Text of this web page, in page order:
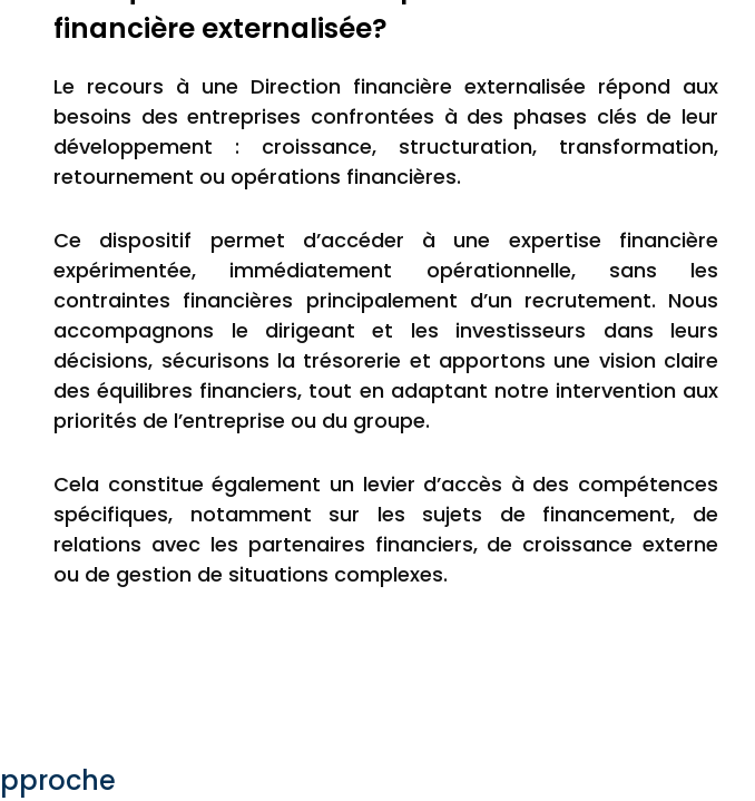
financière externalisée?
Le recours à une Direction financière externalisée répond aux
besoins des entreprises confrontées à des phases clés de leur
développement : croissance, structuration, transformation,
retournement ou opérations financières.
Ce dispositif permet d’accéder à une expertise financière
expérimentée, immédiatement opérationnelle, sans les
contraintes financières principalement d’un recrutement. Nous
accompagnons le dirigeant et les investisseurs dans leurs
décisions, sécurisons la trésorerie et apportons une vision claire
des équilibres financiers, tout en adaptant notre intervention aux
priorités de l’entreprise ou du groupe.
Cela constitue également un levier d’accès à des compétences
spécifiques, notamment sur les sujets de financement, de
relations avec les partenaires financiers, de croissance externe
ou de gestion de situations complexes.